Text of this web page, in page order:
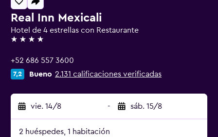
Real Inn Mexicali
Hotel de 4 estrellas con Restaurante
4 estrellas
+52 686 557 3600
7,2 Bueno 2.131 calificaciones verificadas
vie. 14/8 - sáb. 15/8
2 huéspedes, 1 habitación